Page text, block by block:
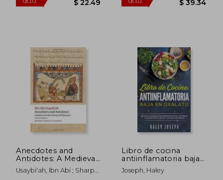
50%
dcto.
$ 437.46
$ 218.73
50%
dcto.
Anecdotes and
Antidotes: A Medieval
Arabic History of
Physicians (Oxford
Usaybi'ah, Ibn Abi ; Sharp
Libro de cocina
antiinflamatoria baja
en oxalatos
Joseph, Haley